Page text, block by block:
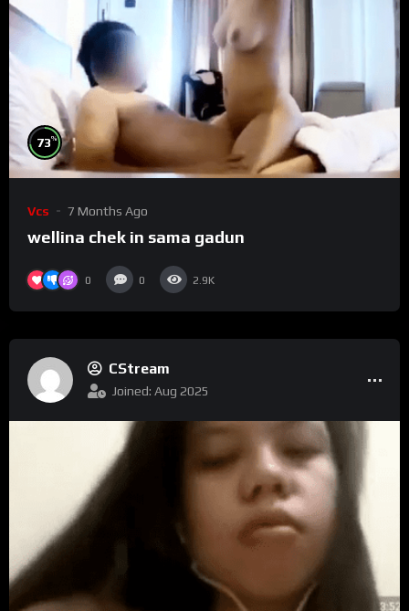
73%
Vcs 7 Months Ago
wellina chek in sama gadun
0 0 2.9K
CStream
Joined: Aug 2025